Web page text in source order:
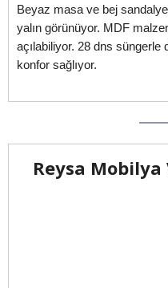
Beyaz masa ve bej
yalın görünüyor. MDF
açılabiliyor. 28 dns
konfor sağlıyor.
Reysa Mobilya